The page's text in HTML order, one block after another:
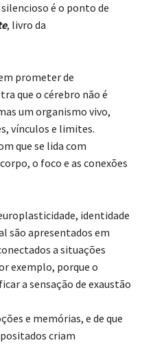
é o ponto de
, livro da
prometer de
que o cérebro não é
um organismo vivo,
vínculos e limites.
que se lida com
o foco e as conexões
identidade
são apresentados em
a situações
exemplo, porque o
a sensação de exaustão
e memórias, e de que
criam